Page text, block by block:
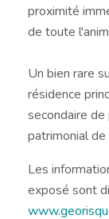
proximité
de toute
Un bien rare
résidence
secondaire
patrimonial de
Les
exposé sont